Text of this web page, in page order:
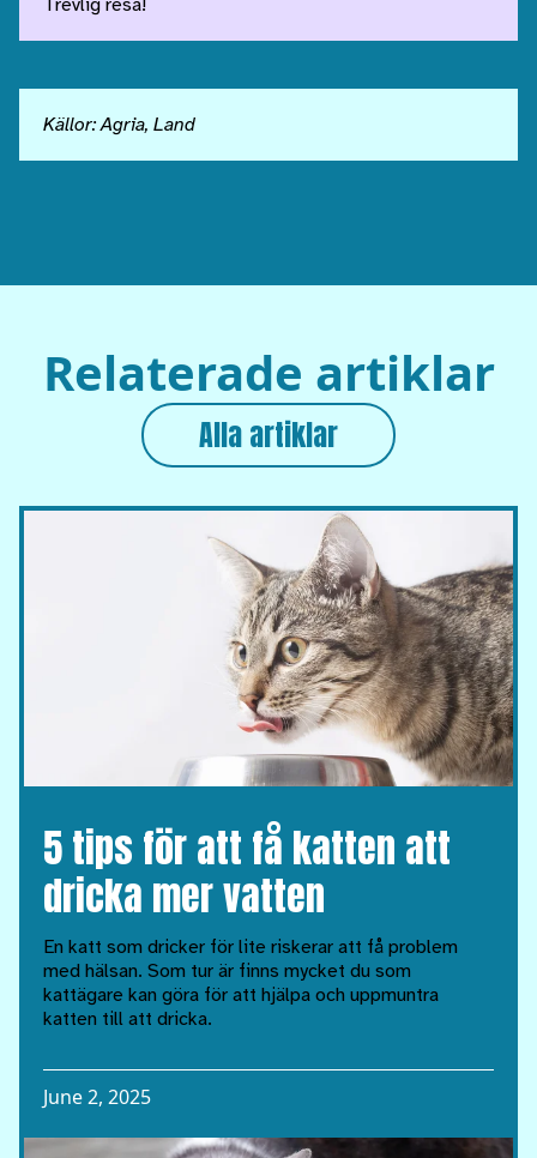
Trevlig resa!
Källor: Agria, Land
Relaterade artiklar
Alla artiklar
5 tips för att få katten att
dricka mer vatten
En katt som dricker för lite riskerar att få problem
med hälsan. Som tur är finns mycket du som
kattägare kan göra för att hjälpa och uppmuntra
katten till att dricka.
June 2, 2025